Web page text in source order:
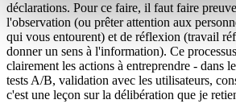
déclarations. Pour ce faire, il faut faire
l'observation (ou prêter attention aux
qui vous entourent) et de réflexion (travail
donner un sens à l'information). Ce
clairement les actions à entreprendre - dans
tests A/B, validation avec les utilisateurs,
c'est une leçon sur la délibération que je